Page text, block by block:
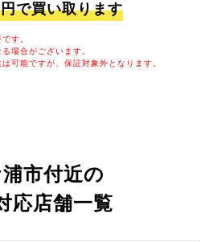
で買い取ります
す。
場合がございます。
可能ですが、保証対象外となります。
市付近の
応店舗一覧